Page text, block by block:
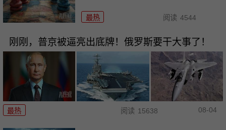
最热 阅读 4544
刚刚，普京被逼亮出底牌！俄罗斯要干大事了！
最热 阅读 15638 08-04